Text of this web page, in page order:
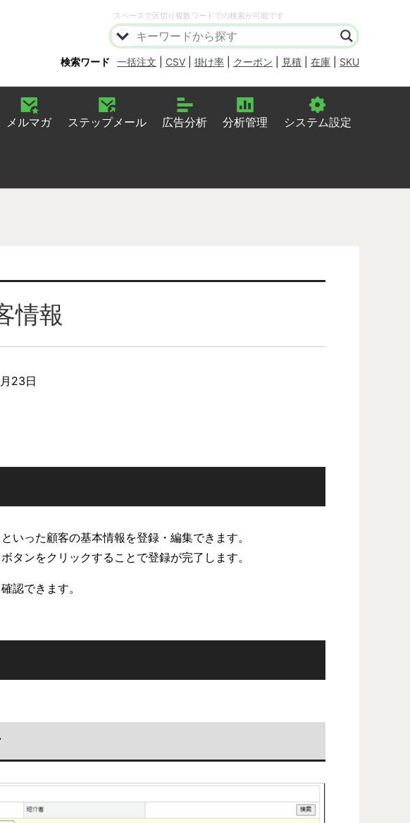
スペースで区切り複数ワードでの検索が可能です
検索ワード 一括注文 CSV 掛け率 クーポン 見積 在庫 SKU
メルマガ ステップメール 広告分析 分析管理 システム設定
情報
23日
いった顧客の基本情報を登録・編集できます。
タンをクリックすることで登録が完了します。
認できます。